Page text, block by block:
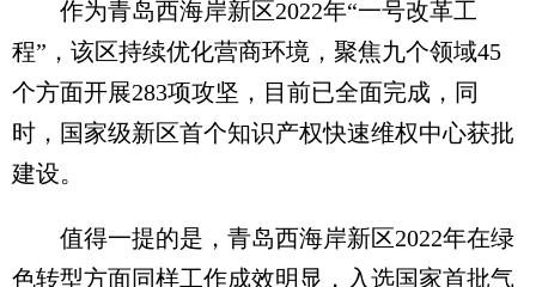
作为青岛西海岸新区2022年“一号改革工
程”，该区持续优化营商环境，聚焦九个领域45
个方面开展283项攻坚，目前已全面完成，同
时，国家级新区首个知识产权快速维权中心获批
建设。
值得一提的是，青岛西海岸新区2022年在绿
色转型方面同样工作成效明显，入选国家首批气